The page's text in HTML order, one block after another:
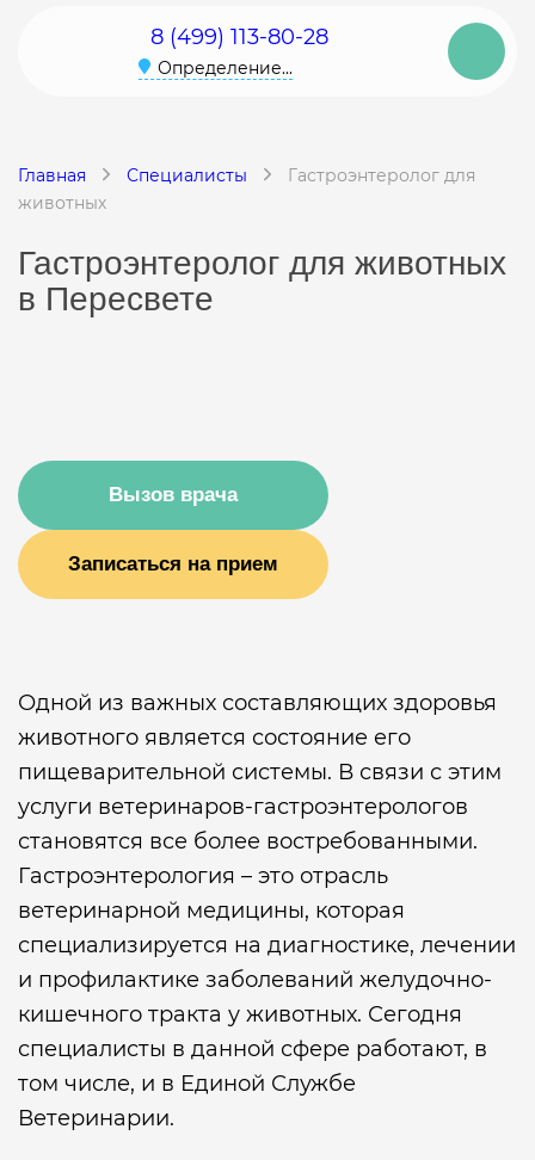
8 (499) 113-80-28
Определение...
Главная Специалисты
Гастроэнтеролог для
животных
Гастроэнтеролог для животных
в Пересвете
Вызов врача
Записаться на прием
Одной из важных составляющих здоровья
животного является состояние его
пищеварительной системы. В связи с этим
услуги ветеринаров-гастроэнтерологов
становятся все более востребованными.
Гастроэнтерология – это отрасль
ветеринарной медицины, которая
специализируется на диагностике, лечении
и профилактике заболеваний желудочно-
кишечного тракта у животных. Сегодня
специалисты в данной сфере работают, в
том числе, и в Единой Службе
Ветеринарии.